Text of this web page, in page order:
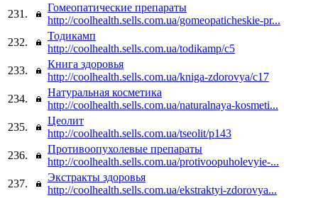
231.
Гомеопатические препараты
http://coolhealth.sells.com.ua/gomeopaticheskie-pr...
232.
Тодикамп
http://coolhealth.sells.com.ua/todikamp/c5
233.
Книга здоровья
http://coolhealth.sells.com.ua/kniga-zdorovya/c17
234.
Натуральная косметика
http://coolhealth.sells.com.ua/naturalnaya-kosmeti...
235.
Цеолит
http://coolhealth.sells.com.ua/tseolit/p143
236.
Противоопухолевые препараты
http://coolhealth.sells.com.ua/protivoopuholevyie-...
237.
Экстракты здоровья
http://coolhealth.sells.com.ua/ekstraktyi-zdorovya...